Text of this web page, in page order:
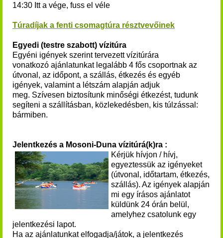
14:30 Itt a vége, fuss el véle
Túradíjak a fenti csomagtúra résztvevőinek
Egyedi (testre szabott) vízitúra
Egyéni igények szerint tervezett vízitúrára
vonatkozó ajánlatunkat legalább 4 fős csoportnak az
útvonal, az időpont, a szállás, étkezés és egyéb
igények, valamint a létszám alapján adjuk
meg. Szívesen biztosítunk minőségi étkezést, tudunk
segíteni a szállításban, közlekedésben, kis túlzással:
bármiben.
Jelentkezés a Mosoni-Duna vízitúrá(k)ra :
Kérjük hívjon / hívj,
egyeztessük az igényeket
(útvonal, időtartam, étkezés,
szállás). Az igények alapján
mi egy írásos ajánlatot
küldünk 24 órán belül,
amelyhez csatolunk egy
jelentkezési lapot.
Ha az ajánlatunkat elfogadja/játok, a jelentkezés